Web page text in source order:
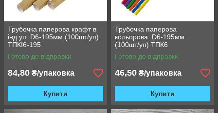
Трубочка паперова крафт в
інд.уп. D6-195мм (100шт/уп)
ТПКІ6-195
Готово до відправки
84,80 ₴/упаковка
Купити
Трубочка паперова
кольорова. D6-195мм
(100шт/уп) ТПК6
Готово до відправки
46,50 ₴/упаковка
Купити